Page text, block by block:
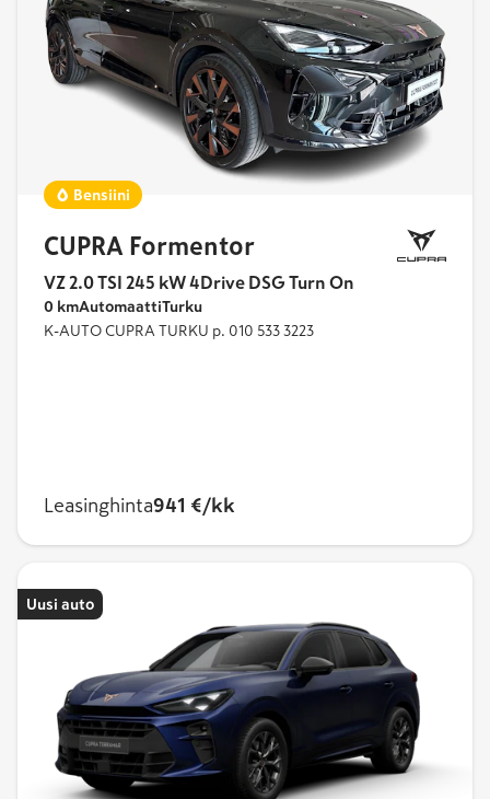
Bensiini
CUPRA Formentor
VZ 2.0 TSI 245 kW 4Drive DSG Turn On
0 kmAutomaattiTurku
K-AUTO CUPRA TURKU p. 010 533 3223
Leasinghinta941 €/kk
Uusi auto